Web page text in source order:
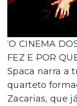
‘O CINEMA
FEZ E POR
Spaca narra a
quarteto
Zacarias, que